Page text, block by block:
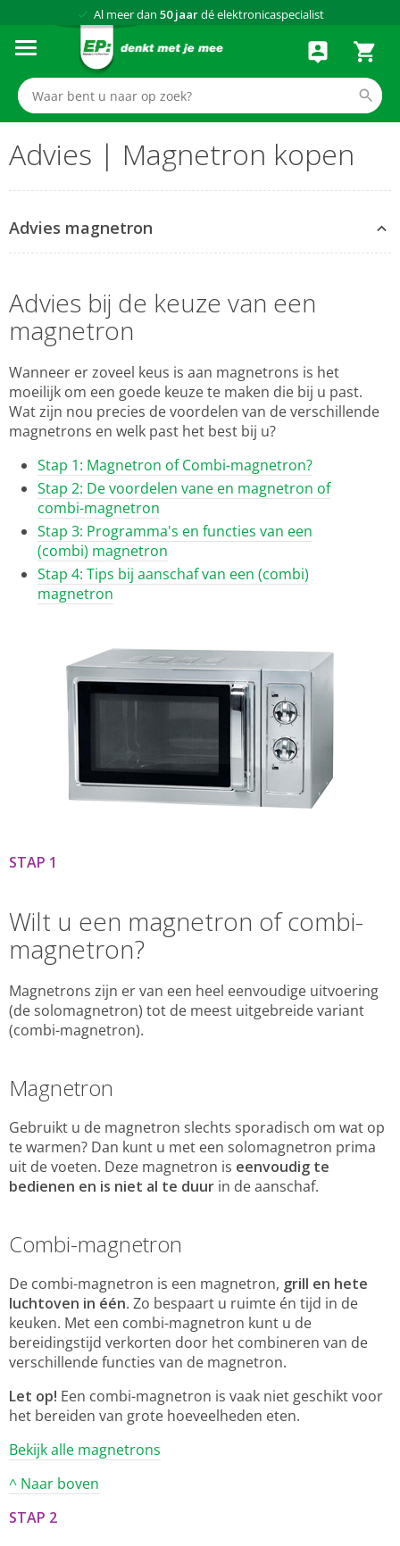
Al meer dan 50 jaardé elektronicaspecialist
Advies | Magnetron kopen
Advies magnetron
Advies bij de keuze van een
magnetron
Wanneer er zoveel keus is aan magnetrons is het
moeilijk om een goede keuze te maken die bij u past.
Wat zijn nou precies de voordelen van de verschillende
magnetrons en welk past het best bij u?
Stap 1: Magnetron of Combi-magnetron?
Stap 2: De voordelen vane en magnetron of
combi-magnetron
Stap 3: Programma's en functies van een
(combi) magnetron
Stap 4: Tips bij aanschaf van een (combi)
magnetron
STAP 1
Wilt u een magnetron of combi-
magnetron?
Magnetrons zijn er van een heel eenvoudige uitvoering
(de solomagnetron) tot de meest uitgebreide variant
(combi-magnetron).
Magnetron
Gebruikt u de magnetron slechts sporadisch om wat op
te warmen? Dan kunt u met een solomagnetron prima
uit de voeten. Deze magnetron is eenvoudig te
bedienen en is niet al te duur in de aanschaf.
Combi-magnetron
De combi-magnetron is een magnetron, grill en hete
luchtoven in één. Zo bespaart u ruimte én tijd in de
keuken. Met een combi-magnetron kunt u de
bereidingstijd verkorten door het combineren van de
verschillende functies van de magnetron.
Let op! Een combi-magnetron is vaak niet geschikt voor
het bereiden van grote hoeveelheden eten.
Bekijk alle magnetrons
^ Naar boven
STAP 2